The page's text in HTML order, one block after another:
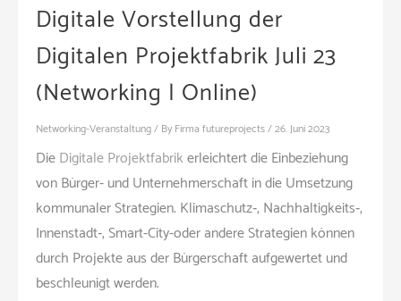
Digitale Vorstellung der
Digitalen Projektfabrik Juli 23
(Networking | Online)
Networking-Veranstaltung/ By Firma futureprojects/26. Juni 2023
DieDigitale Projektfabrikerleichtert die Einbeziehung
von Bürger- und Unternehmerschaft in die Umsetzung
kommunaler Strategien. Klimaschutz‑, Nachhaltigkeits‑,
Innenstadt‑, Smart-City-oder andere Strategien können
durch Projekte aus der Bürgerschaft aufgewertet und
beschleunigt werden.